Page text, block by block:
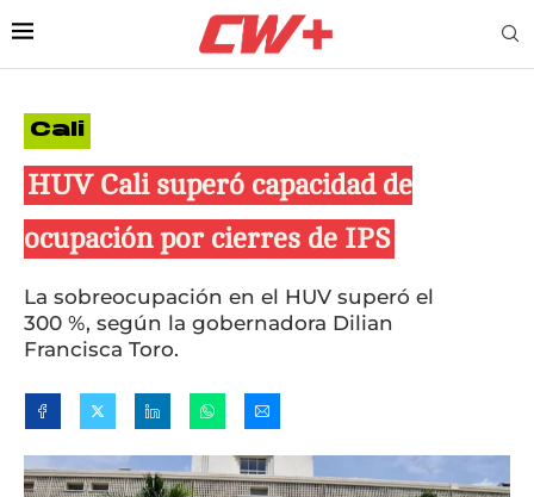
Cali
HUV Cali superó capacidad de
ocupación por cierres de IPS
La sobreocupación en el HUV superó el
300 %, según la gobernadora Dilian
Francisca Toro.